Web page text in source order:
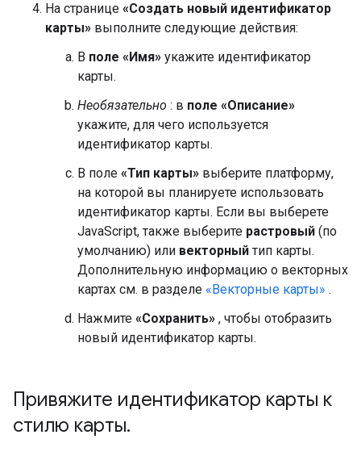
На странице «Создать новый идентификатор
карты» выполните следующие действия:
В поле «Имя» укажите идентификатор
карты.
Необязательно : в поле «Описание»
укажите, для чего используется
идентификатор карты.
В поле «Тип карты» выберите платформу,
на которой вы планируете использовать
идентификатор карты. Если вы выберете
JavaScript, также выберите растровый (по
умолчанию) или векторный тип карты.
Дополнительную информацию о векторных
картах см. в разделе «Векторные карты» .
Нажмите «Сохранить» , чтобы отобразить
новый идентификатор карты.
Привяжите идентификатор карты к
стилю карты.